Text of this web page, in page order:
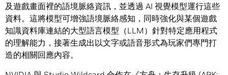
及遊戲畫面裡的語境脈絡資訊，並透過 AI 視覺模型運行這些
資料。這將模型可增強語境脈絡感知 ， 同時強化與某個遊戲
知識資料庫連結的大型語言模型（LLM） 針對特定應用程式
的理解能力，接著生成出以文字或語音形式為玩家們專門打
造的相關回應內容。